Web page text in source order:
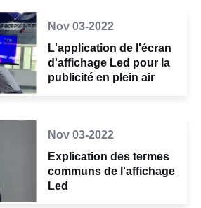
Nov 03-2022
L'application de l'écran
d'affichage Led pour la
publicité en plein air
Nov 03-2022
Explication des termes
communs de l'affichage
Led